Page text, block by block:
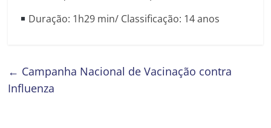
Duração: 1h29 min/ Classificação: 14 anos
← Campanha Nacional de Vacinação contra
Influenza